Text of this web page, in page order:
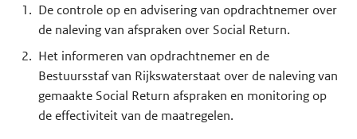
De controle op en advisering van opdrachtnemer over
de naleving van afspraken over Social Return.
Het informeren van opdrachtnemer en de
Bestuursstaf van Rijkswaterstaat over de naleving van
gemaakte Social Return afspraken en monitoring op
de effectiviteit van de maatregelen.